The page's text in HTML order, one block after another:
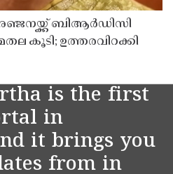
ബിആർഡിസി
കൂടി; ഉത്തരവിറക്കി
is the first
in
it brings you
from in